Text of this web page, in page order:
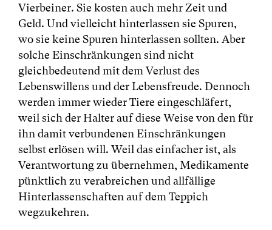
Vierbeiner. Sie kosten auch mehr Zeit und
Geld. Und vielleicht hinterlassen sie Spuren,
wo sie keine Spuren hinterlassen sollten. Aber
solche Einschränkungen sind nicht
gleichbedeutend mit dem Verlust des
Lebenswillens und der Lebensfreude. Dennoch
werden immer wieder Tiere eingeschläfert,
weil sich der Halter auf diese Weise von den für
ihn damit verbundenen Einschränkungen
selbst erlösen will. Weil das einfacher ist, als
Verantwortung zu übernehmen, Medikamente
pünktlich zu verabreichen und allfällige
Hinterlassenschaften auf dem Teppich
wegzukehren.